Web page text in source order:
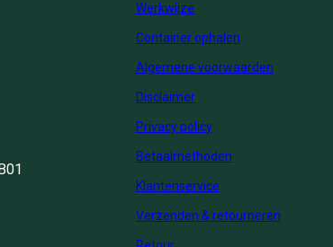
Werkwijze
Container ophalen
Algemene voorwaarden
Disclaimer
Privacy policy
Betaalmethoden
Klantenservice
Verzenden & retourneren